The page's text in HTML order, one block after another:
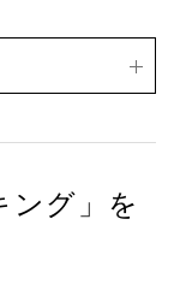
ング」を